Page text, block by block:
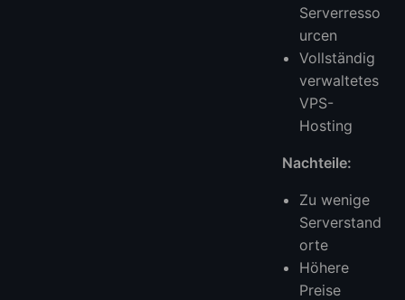
Serverresso
urcen
Vollständig
verwaltetes
VPS-
Hosting
Nachteile:
Zu wenige
Serverstand
orte
Höhere
Preise